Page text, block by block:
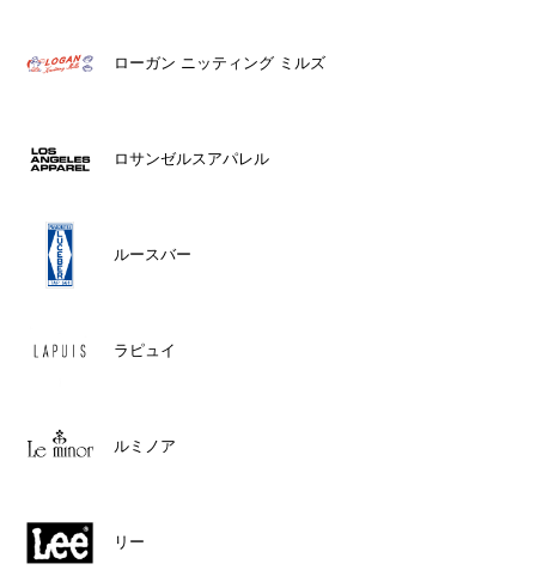
ローガン ニッティング ミルズ
ロサンゼルスアパレル
ルースバー
ラピュイ
ルミノア
リー